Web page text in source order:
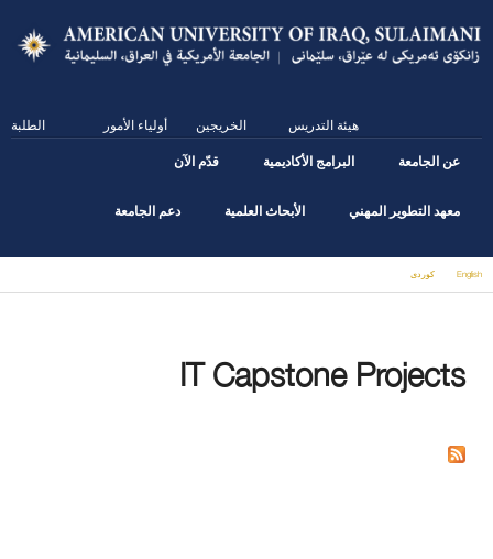
main
content
الطلبة أولياء الأمور الخريجين هيئة التدريس
عن الجامعة البرامج الأكاديمية قدّم الآن
معهد التطوير المهني الأبحاث العلمية دعم الجامعة
English كوردى
IT Capstone Projects